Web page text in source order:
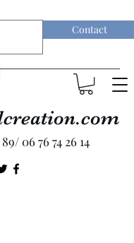
/ 06 76 74 26 14
Contact